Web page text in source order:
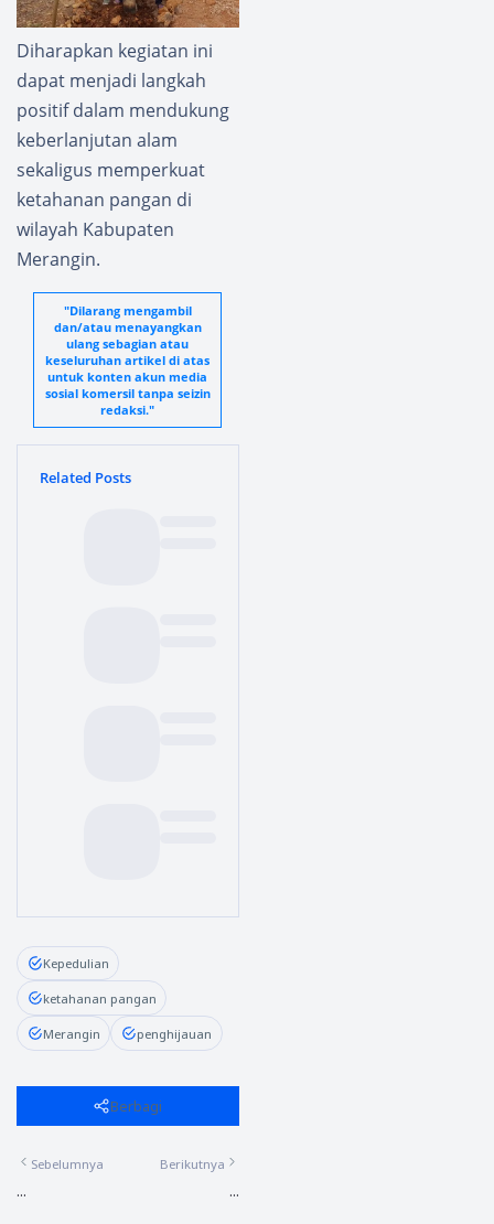
Diharapkan kegiatan ini
dapat menjadi langkah
positif dalam mendukung
keberlanjutan alam
sekaligus memperkuat
ketahanan pangan di
wilayah Kabupaten
Merangin.
"Dilarang mengambil
dan/atau menayangkan
ulang sebagian atau
keseluruhan artikel di atas
untuk konten akun media
sosial komersil tanpa seizin
redaksi."
Related Posts
Kepedulian
ketahanan pangan
Merangin penghijauan
Berbagi
Sebelumnya
...
Berikutnya
...